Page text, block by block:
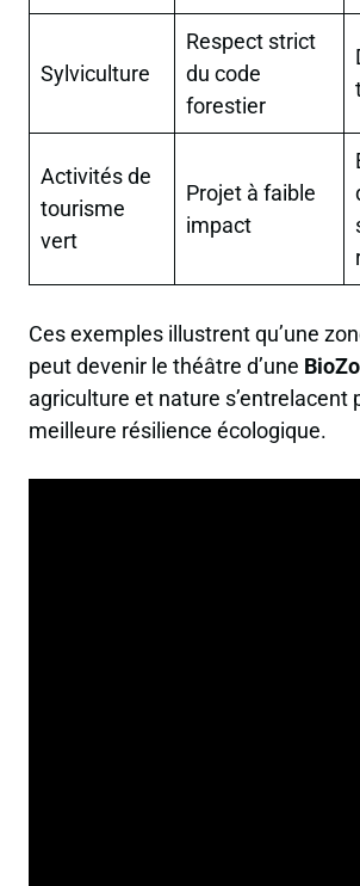
Sylviculture
Respect strict
du code
forestier
Activités de
tourisme
vert
Projet à faible
impact
Ces exemples illustrent qu’une
peut devenir le théâtre d’une
agriculture et nature s’entrelacent
meilleure résilience écologique.